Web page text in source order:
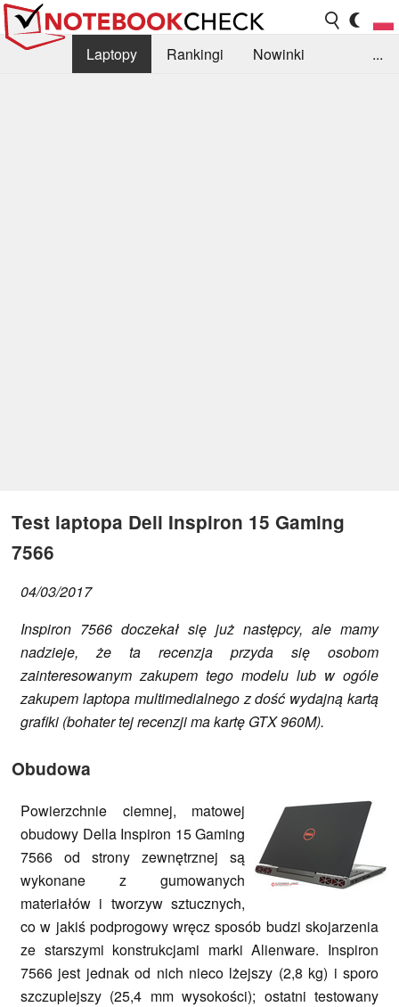
Laptopy Rankingi
Nowinki
...
Test laptopa Dell Inspiron 15 Gaming
7566
04/03/2017
Inspiron 7566 doczekał się już następcy, ale mamy
nadzieje, że ta recenzja przyda się osobom
zainteresowanym zakupem tego modelu lub w ogóle
zakupem laptopa multimedialnego z dość wydajną kartą
grafiki (bohater tej recenzji ma kartę GTX 960M).
Obudowa
Powierzchnie ciemnej, matowej
obudowy Della Inspiron 15 Gaming
7566 od strony zewnętrznej są
wykonane z gumowanych
materiałów i tworzyw sztucznych,
co w jakiś podprogowy wręcz sposób budzi skojarzenia
ze starszymi konstrukcjami marki Alienware. Inspiron
7566 jest jednak od nich nieco lżejszy (2,8 kg) i sporo
szczuplejszy (25,4 mm wysokości); ostatni testowany